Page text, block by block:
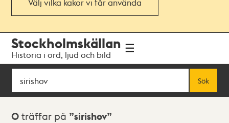
Välj vilka kakor vi får använda
navigationen
huvudinnehållet
Stockholmskällan
Historia i ord, ljud och bild
Sök
Sök
Sökresultat
0 träffar på sirishov